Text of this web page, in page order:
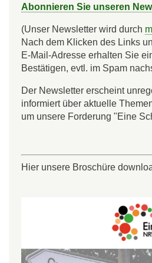
Abonnieren Sie unseren
(Unser Newsletter wird durch
Nach dem Klicken des Links
E-Mail-Adresse erhalten Sie
Bestätigen, evtl. im Spam
Der Newsletter erscheint
informiert über aktuelle
um unsere Forderung "Eine
Hier unsere Broschüre